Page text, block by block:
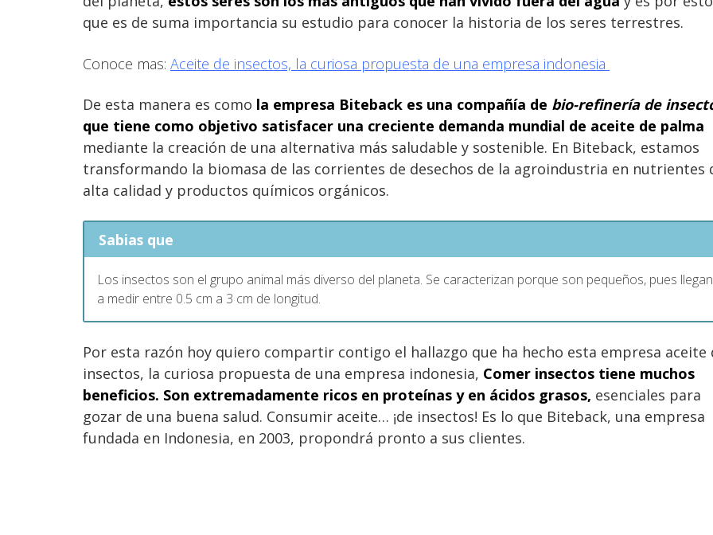
que es de suma importancia su estudio para conocer la historia de los seres terrestres.
Conoce mas: Aceite de insectos, la curiosa propuesta de una empresa indonesia
De esta manera es como la empresa Biteback es una compañía de bio-refinería de
que tiene como objetivo satisfacer una creciente demanda mundial de aceite de palma
mediante la creación de una alternativa más saludable y sostenible. En Biteback, estamos
transformando la biomasa de las corrientes de desechos de la agroindustria en nutrientes
alta calidad y productos químicos orgánicos.
Sabias que
Los insectos son el grupo animal más diverso del planeta. Se caracterizan porque son pequeños, pues llegan
a medir entre 0.5 cm a 3 cm de longitud.
Por esta razón hoy quiero compartir contigo el hallazgo que ha hecho esta empresa aceite
insectos, la curiosa propuesta de una empresa indonesia, Comer insectos tiene muchos
beneficios. Son extremadamente ricos en proteínas y en ácidos grasos, esenciales para
gozar de una buena salud. Consumir aceite… ¡de insectos! Es lo que Biteback, una empresa
fundada en Indonesia, en 2003, propondrá pronto a sus clientes.